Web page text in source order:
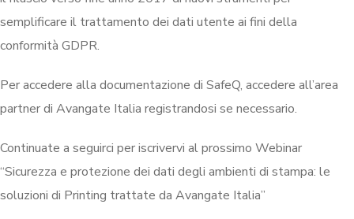
semplificare il trattamento dei dati utente ai fini della
conformità GDPR.
Per accedere alla documentazione di SafeQ, accedere all’area
partner di Avangate Italia registrandosi se necessario.
Continuate a seguirci per iscrivervi al prossimo Webinar
“Sicurezza e protezione dei dati degli ambienti di stampa: le
soluzioni di Printing trattate da Avangate Italia”